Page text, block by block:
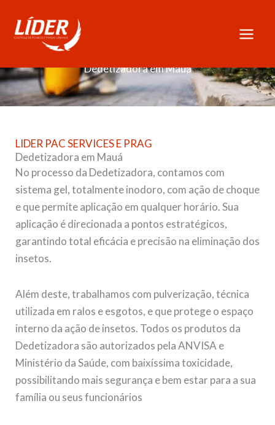
content
Dedetizadora em Mauá
LIDER PAC SERVICES E PRAG
Dedetizadora em Mauá
No processo da Dedetizadora, contamos com
sistema gel, totalmente inodoro, com ação de choque
e que permite aplicação em qualquer horário. Sua
aplicação é direcionada a pontos estratégicos,
garantindo total eficácia e precisão na eliminação dos
insetos.
Além deste, trabalhamos com pulverização, técnica
utilizada em ralos e esgotos, e que protege o espaço
interno da ação de insetos. Todos os produtos da
Dedetizadora são autorizados pela ANVISA e
Ministério da Saúde, com baixíssima toxicidade,
possibilitando mais segurança e bem estar para a sua
família ou seus funcionários